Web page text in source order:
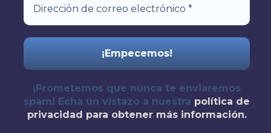
¡Prometemos que nunca te enviaremos
spam! Echa un vistazo a nuestra política de
privacidad para obtener más información.